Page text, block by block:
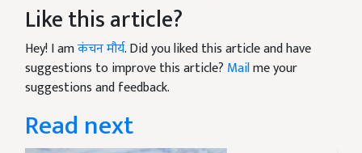
Like this article?
Hey! I amकंचन मौर्य. Did you liked this article and have
suggestions to improve this article? Mailme your
suggestions and feedback.
Read next